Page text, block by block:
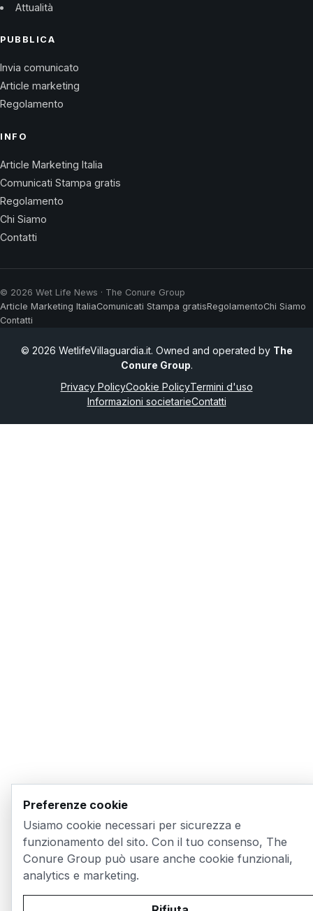
Attualità
PUBBLICA
Invia comunicato
Article marketing
Regolamento
INFO
Article Marketing Italia
Comunicati Stampa gratis
Regolamento
Chi Siamo
Contatti
© 2026 Wet Life News · The Conure Group
Article Marketing ItaliaComunicati Stampa gratisRegolamentoChi Siamo
Contatti
© 2026 WetlifeVillaguardia.it. Owned and operated by The
Conure Group.
Privacy PolicyCookie PolicyTermini d'uso
Informazioni societarieContatti
Preferenze cookie
Usiamo cookie necessari per sicurezza e
funzionamento del sito. Con il tuo consenso, The
Conure Group può usare anche cookie funzionali,
analytics e marketing.